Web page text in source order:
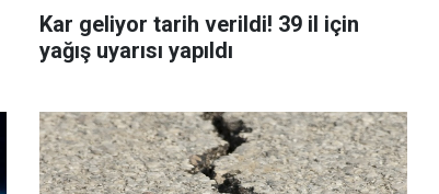
Kar geliyor tarih verildi! 39 il için
yağış uyarısı yapıldı